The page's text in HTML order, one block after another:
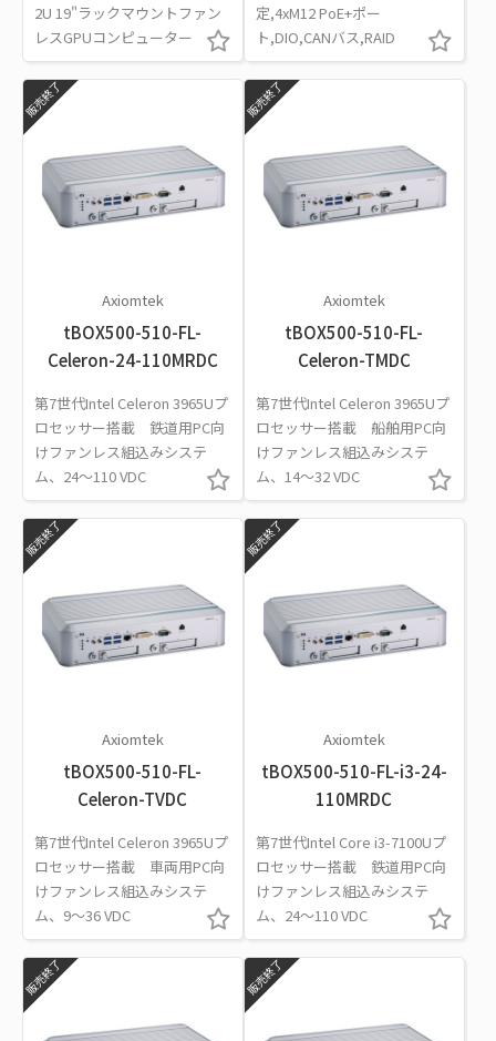
2U 19"ラックマウントファン
レスGPUコンピューター
定,4xM12 PoE+ポー
ト,DIO,CANバス,RAID
販売終了
Axiomtek
tBOX500-510-FL-
Celeron-24-110MRDC
第7世代Intel Celeron 3965Uプ
ロセッサー搭載 鉄道用PC向
けファンレス組込みシステ
ム、24～110 VDC
販売終了
Axiomtek
tBOX500-510-FL-
Celeron-TMDC
第7世代Intel Celeron 3965Uプ
ロセッサー搭載 船舶用PC向
けファンレス組込みシステ
ム、14～32 VDC
販売終了
Axiomtek
tBOX500-510-FL-
Celeron-TVDC
第7世代Intel Celeron 3965Uプ
ロセッサー搭載 車両用PC向
けファンレス組込みシステ
ム、9～36 VDC
販売終了
Axiomtek
tBOX500-510-FL-i3-24-
110MRDC
第7世代Intel Core i3-7100Uプ
ロセッサー搭載 鉄道用PC向
けファンレス組込みシステ
ム、24～110 VDC
販売終了 販売終了